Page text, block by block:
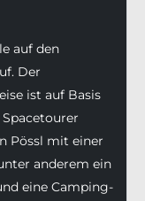
auf den
Der
ist auf Basis
Pössl mit einer
anderem ein
eine Camping-